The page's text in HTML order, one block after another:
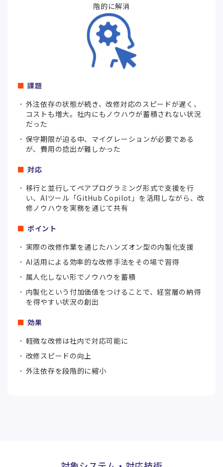
階的に解消
課題
外注依存の状態が続き、改修対応のスピードが遅く、
コストも増大。社内にもノウハウが蓄積されない状況
だった
保守期限が迫る中、マイグレーションが必要である
が、費用の捻出が難しかった
対応
移行と並行してペアプログラミング形式で支援を行
い、AIツール「GitHub Copilot」を活用しながら、改
修ノウハウを実務を通じて共有
ポイント
実際の改修作業を通じたハンズオン型の内製化支援
AI活用による効率的な改修手法をその場で習得
属人化しない形でノウハウを蓄積
内製化という付加価値をつけることで、経営層の納得
を得やすい状況の創出
効果
軽微な改修は社内で対応可能に
改修スピードの向上
外注依存を段階的に縮小